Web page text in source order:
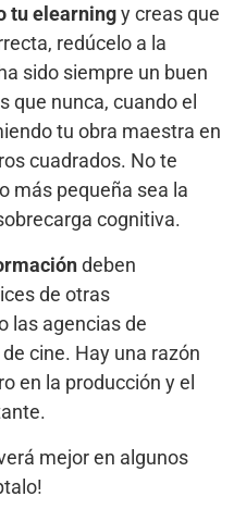
tu elearningy creas que
redúcelo a la
sido siempre un buen
que nunca, cuando el
tu obra maestra en
cuadrados. No te
más pequeña sea la
cognitiva.
deben
de otras
las agencias de
cine. Hay una razón
en la producción y el
mejor en algunos